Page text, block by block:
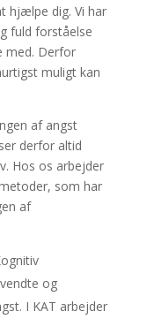
hjælpe dig. Vi har
fuld forståelse
med. Derfor
muligt kan
af angst
derfor altid
Hos os arbejder
som har
af
og
I KAT arbejder